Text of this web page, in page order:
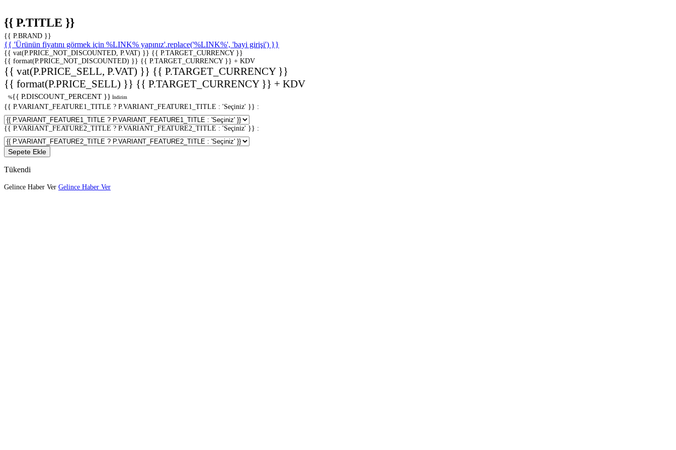
{{ P.TITLE }}
{{ P.BRAND }}
{{ 'Ürünün fiyatını görmek için %LINK% yapınız'.replace('%LINK%', 'bayi girişi') }}
{{ vat(P.PRICE_NOT_DISCOUNTED, P.VAT) }} {{ P.TARGET_CURRENCY }}
{{ format(P.PRICE_NOT_DISCOUNTED) }} {{ P.TARGET_CURRENCY }} + KDV
{{ vat(P.PRICE_SELL, P.VAT) }} {{ P.TARGET_CURRENCY }}
{{ format(P.PRICE_SELL) }} {{ P.TARGET_CURRENCY }} + KDV
%{{ P.DISCOUNT_PERCENT }} İndirim
{{ P.VARIANT_FEATURE1_TITLE ? P.VARIANT_FEATURE1_TITLE : 'Seçiniz' }} :
{{ P.VARIANT_FEATURE2_TITLE ? P.VARIANT_FEATURE2_TITLE : 'Seçiniz' }} :
Sepete Ekle
Tükendi
Gelince Haber Ver Gelince Haber Ver